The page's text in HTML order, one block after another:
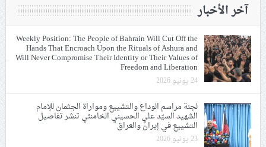
آخر الأخبار
Weekly Position: The People of Bahrain Will Cut Off the
Hands That Encroach Upon the Rituals of Ashura and
Will Never Compromise Their Identity or Their Values of
Freedom and Liberation
24 يونيو 2026
لجنة مراسم الوداع والتشييع ومواراة الجثمان للإمام
الشهيد السيّد علي الحسيني الخامنئي تنشر تفاصيل
التشييع في إيران والعراق
23 يونيو 2026